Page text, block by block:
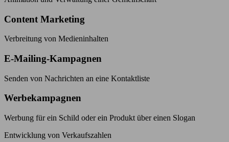
Content Marketing
Verbreitung von Medieninhalten
E-Mailing-Kampagnen
Senden von Nachrichten an eine Kontaktliste
Werbekampagnen
Werbung für ein Schild oder ein Produkt über einen Slogan
Entwicklung von Verkaufszahlen